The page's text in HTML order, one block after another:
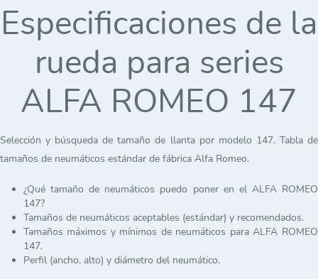
Especificaciones de la
rueda para series
ALFA ROMEO 147
Selección y búsqueda de tamaño de llanta por modelo 147. Tabla de
tamaños de neumáticos estándar de fábrica Alfa Romeo.
¿Qué tamaño de neumáticos puedo poner en el ALFA ROMEO
147?
Tamaños de neumáticos aceptables (estándar) y recomendados.
Tamaños máximos y mínimos de neumáticos para ALFA ROMEO
147.
Perfil (ancho, alto) y diámetro del neumático.